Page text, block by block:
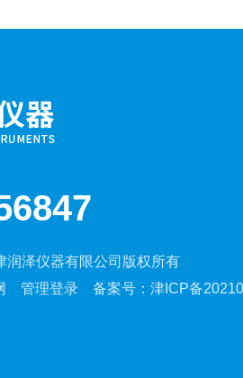
润泽仪器有限公司版权所有
管理登录 备案号： 津ICP备